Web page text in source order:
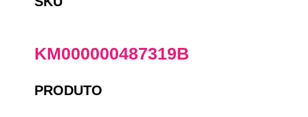
KM000000487319B
PRODUTO